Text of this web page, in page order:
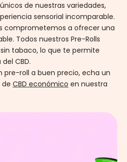
de nuestras variedades,
sensorial incomparable.
comprometemos a ofrecer una
Todos nuestros Pre-Rolls
tabaco, lo que te permite
CBD.
pre-roll a buen precio, echa un
CBD económico en nuestra